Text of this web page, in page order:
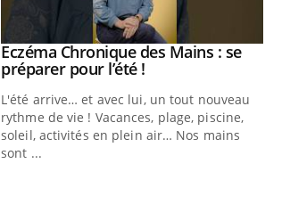
Youtube
Eczéma Chronique des Mains : se
préparer pour l’été !Youtube
L'été arrive… et avec lui, un tout nouveau
rythme de vie ! Vacances, plage, piscine,
soleil, activités en plein air… Nos mains
sont ...